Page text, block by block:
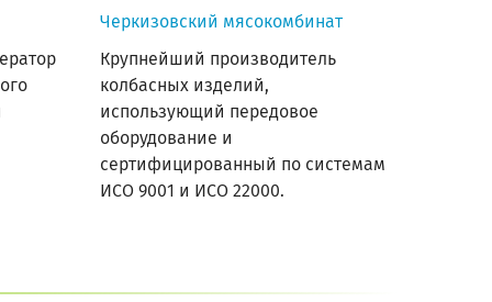
Черкизовский мясокомбинат
Крупнейший производитель
колбасных изделий,
использующий передовое
оборудование и
сертифицированный по системам
ИСО 9001 и ИСО 22000.